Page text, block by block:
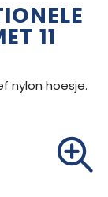
11
nylon hoesje.